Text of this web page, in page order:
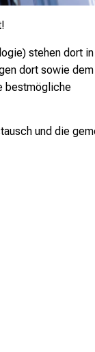
stehen dort
dort sowie
bestmögliche
und die